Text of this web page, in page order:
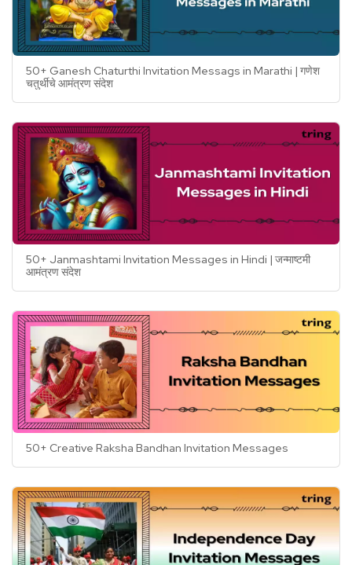
50+ Ganesh Chaturthi Invitation Messags in Marathi | गणेश
चतुर्थीचे आमंत्रण संदेश
50+ Janmashtami Invitation Messages in Hindi | जन्माष्टमी
आमंत्रण संदेश
50+ Creative Raksha Bandhan Invitation Messages